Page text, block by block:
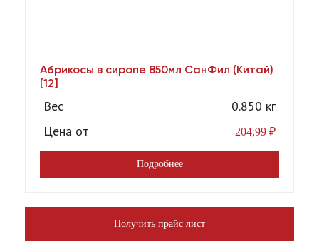
Абрикосы в сиропе 850мл СанФил (Китай)
[12]
Вес
0.850 кг
Цена от
204,99 ₽
Подробнее
Получить прайс лист